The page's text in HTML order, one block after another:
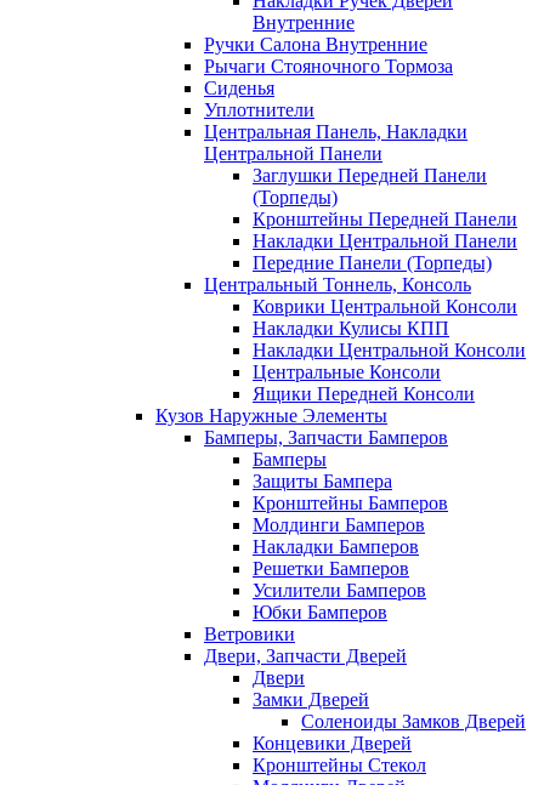
Внутренние
Ручки Салона Внутренние
Рычаги Стояночного Тормоза
Сиденья
Уплотнители
Центральная Панель, Накладки
Центральной Панели
Заглушки Передней Панели
(Торпеды)
Кронштейны Передней Панели
Накладки Центральной Панели
Передние Панели (Торпеды)
Центральный Тоннель, Консоль
Коврики Центральной Консоли
Накладки Кулисы КПП
Накладки Центральной Консоли
Центральные Консоли
Ящики Передней Консоли
Кузов Наружные Элементы
Бамперы, Запчасти Бамперов
Бамперы
Защиты Бампера
Кронштейны Бамперов
Молдинги Бамперов
Накладки Бамперов
Решетки Бамперов
Усилители Бамперов
Юбки Бамперов
Ветровики
Двери, Запчасти Дверей
Двери
Замки Дверей
Соленоиды Замков Дверей
Концевики Дверей
Кронштейны Стекол